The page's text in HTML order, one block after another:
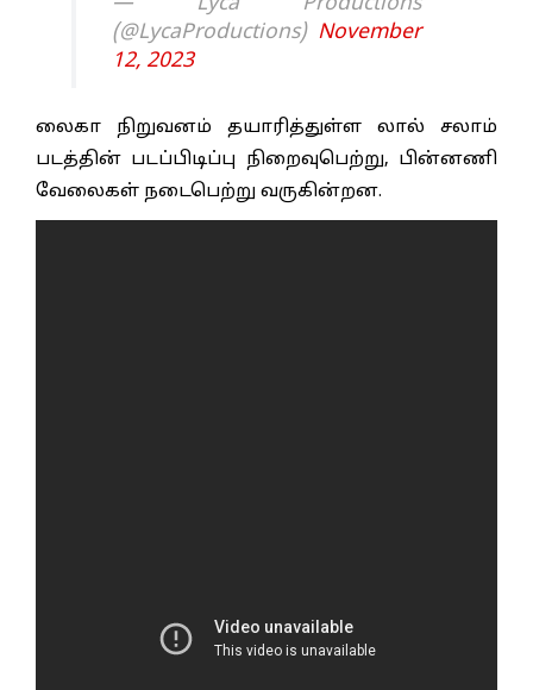
(@LycaProductions) November
12, 2023
லைகா நிறுவனம் தயாரித்துள்ள லால் சலாம்
படத்தின் படப்பிடிப்பு நிறைவுபெற்று, பின்னணி
வேலைகள் நடைபெற்று வருகின்றன.